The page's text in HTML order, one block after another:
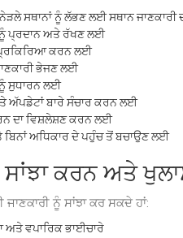
ਸਥਾਨਾਂ ਨੂੰ ਲੱਭਣ ਲਈ ਸਥਾਨ ਜਾਣਕਾਰੀ
ਨੂੰ ਪ੍ਰਦਾਨ ਅਤੇ ਰੱਖਣ ਲਈ
ਕਰਨ ਲਈ
ਭੇਜਣ ਲਈ
ਨੂੰ ਸੁਧਾਰਨ ਲਈ
ਅੱਪਡੇਟਾਂ ਬਾਰੇ ਸੰਚਾਰ ਕਰਨ ਲਈ
ਦਾ ਵਿਸ਼ਲੇਸ਼ਣ ਕਰਨ ਲਈ
ਬਿਨਾਂ ਅਧਿਕਾਰ ਦੇ ਪਹੁੰਚ ਤੋਂ ਬਚਾਉਣ ਲਈ
ਕਰਨ ਅਤੇ
ਜਾਣਕਾਰੀ ਨੂੰ ਸਾਂਝਾ ਕਰ ਸਕਦੇ ਹਾਂ:
ਅਤੇ ਵਪਾਰਿਕ ਭਾਈਚਾਰੇ